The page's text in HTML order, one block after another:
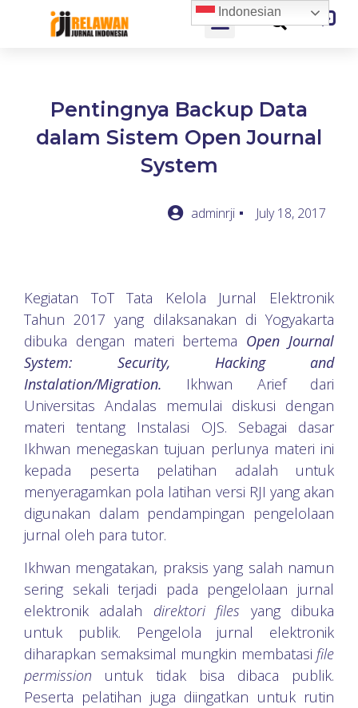
Pentingnya Backup Data
dalam Sistem Open Journal
System
adminrji July 18, 2017
Kegiatan ToT Tata Kelola Jurnal Elektronik
Tahun 2017 yang dilaksanakan di Yogyakarta
dibuka dengan materi bertema Open Journal
System: Security, Hacking and
Instalation/Migration. Ikhwan Arief dari
Universitas Andalas memulai diskusi dengan
materi tentang Instalasi OJS. Sebagai dasar
Ikhwan menegaskan tujuan perlunya materi ini
kepada peserta pelatihan adalah untuk
menyeragamkan pola latihan versi RJI yang akan
digunakan dalam pendampingan pengelolaan
jurnal oleh para tutor.
Ikhwan mengatakan, praksis yang salah namun
sering sekali terjadi pada pengelolaan jurnal
elektronik adalah direktori files yang dibuka
untuk publik. Pengelola jurnal elektronik
diharapkan semaksimal mungkin membatasi file
permission untuk tidak bisa dibaca publik.
Peserta pelatihan juga diingatkan untuk rutin
Indonesian